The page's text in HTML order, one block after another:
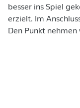
besser ins Spiel
erzielt. Im
Den Punkt